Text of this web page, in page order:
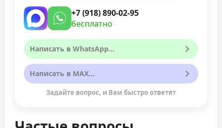
+7 (918) 890-02-95
бесплатно
Написать в WhatsApp...
Написать в MAX...
Задайте вопрос, и Вам быстро ответят